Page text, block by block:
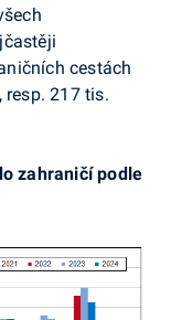
cestách
resp. 217 tis.
zahraničí podle